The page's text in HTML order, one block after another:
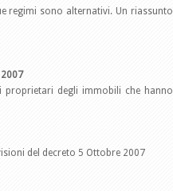
regimi sono alternativi. Un riassunto
2007
proprietari degli immobili che hanno
del decreto 5 Ottobre 2007